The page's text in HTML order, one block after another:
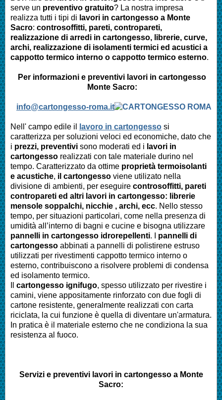
serve un preventivo gratuito? La nostra impresa
realizza tutti i tipi di lavori in cartongesso a Monte
Sacro: controsoffitti, pareti, contropareti,
realizzazione di arredi in cartongesso, librerie, curve,
archi, realizzazione di isolamenti termici ed acustici a
cappotto termico interno o cappotto termico esterno.
Per informazioni e preventivi lavori in cartongesso
Monte Sacro:
info@cartongesso-roma.it
Nell' campo edile il lavoro in cartongesso si
caratterizza per soluzioni veloci ed economiche, dato che
i prezzi, preventivi sono moderati ed i lavori in
cartongesso realizzati con tale materiale durino nel
tempo. Caratterizzato da ottime proprietà termoisolanti
e acustiche, il cartongesso viene utilizato nella
divisione di ambienti, per eseguire controsoffitti, pareti
contropareti ed altri lavori in cartongesso: librerie
mensole soppalchi, nicchie , archi, ecc. Nello stesso
tempo, per situazioni particolari, come nella presenza di
umidità all’interno di bagni e cucine e bisogna utilizzare
pannelli in cartongesso idrorepellenti. I pannelli di
cartongesso abbinati a pannelli di polistirene estruso
utilizzati per rivestimenti cappotto termico interno o
esterno, contribuiscono a risolvere problemi di condensa
ed isolamento termico.
cartongesso ignifugo, spesso utilizzato per rivestire i
camini, viene appositamente rinforzato con due fogli di
cartone resistente, generalmente realizzati con carta
riciclata, la cui funzione è quella di diventare un'armatura.
In pratica è il materiale esterno che ne condiziona la sua
resistenza al fuoco.
Servizi e preventivi lavori in cartongesso a Monte
Sacro: